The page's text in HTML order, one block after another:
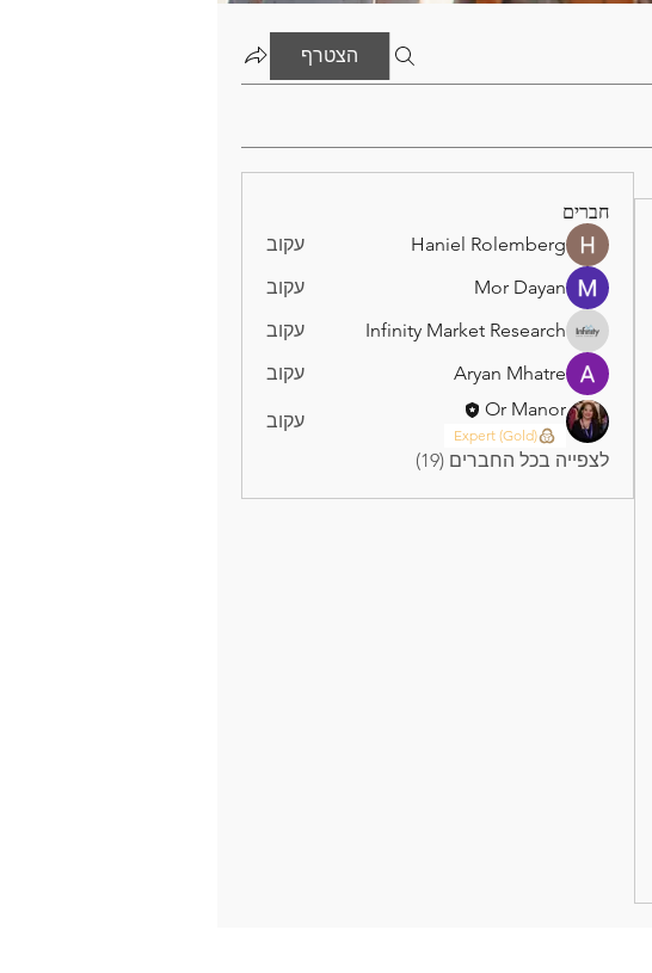
הצטרף
חברים
Haniel Rolemberg
עקוב
Mor Dayan
עקוב
Infinity Market Research
עקוב
Aryan Mhatre
עקוב
Or Manor
Expert (Gold)
עקוב
לצפייה בכל החברים (19)